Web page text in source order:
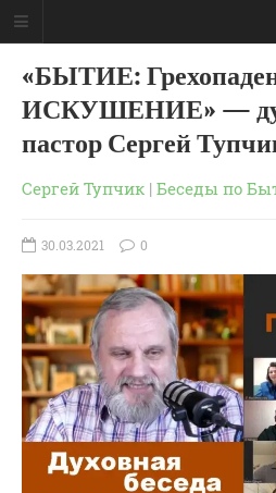
ГЛАВНАЯ
МОИ КНИГИ
СЛОВО-АУДИО
СЛОВО-ВИДЕО
«БЫТИЕ:
ИСКУШЕНИЕ» —
пастор Сергей
Сергей Тупчик | Беседы по
30.03.2021 0